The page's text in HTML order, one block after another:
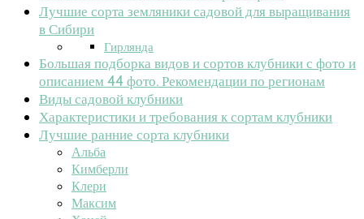
Лучшие сорта земляники садовой для выращивания
в Сибири
Гирлянда
Большая подборка видов и сортов клубники с фото и
описанием 44 фото. Рекомендации по регионам
Виды садовой клубники
Характеристики и требования к сортам клубники
Лучшие ранние сорта клубники
Альба
Кимберли
Клери
Максим